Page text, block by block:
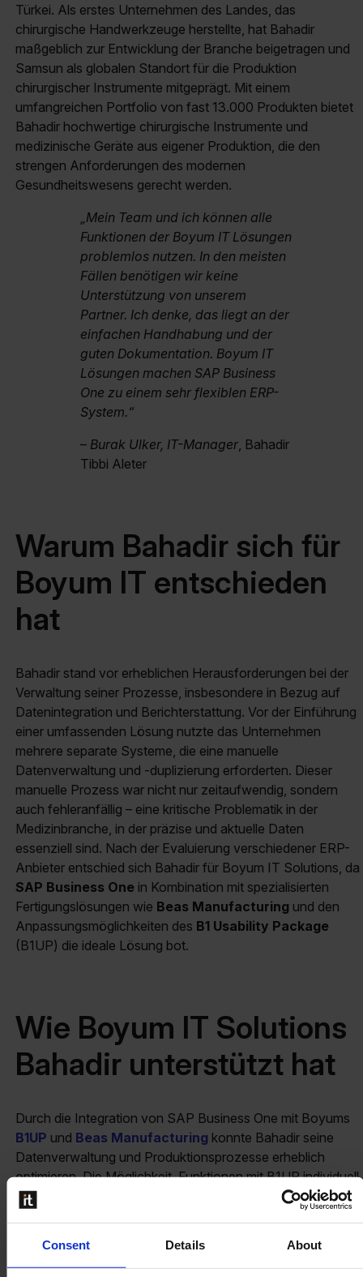
Consent Details About
Türkei. Als erstes Unternehmen des Landes, das
chirurgische Handwerkzeuge herstellte, hat Bahadir
maßgeblich zur Entwicklung der Branche beigetragen und
Samsun als globalen Standort für die Produktion
chirurgischer Instrumente mitgeprägt. Mit einem
umfangreichen Portfolio von fast 13.000 Produkten bietet
Bahadir hochwertige chirurgische Instrumente und
medizinische Geräte aus eigener Produktion, die den
strengen Anforderungen des modernen
Gesundheitswesens gerecht werden.
„Mein Team und ich können alle
Funktionen der Boyum IT Lösungen
problemlos nutzen. In den meisten
Fällen benötigen wir keine
Unterstützung von unserem
Partner. Ich denke, das liegt an der
einfachen Handhabung und der
guten Dokumentation. Boyum IT
Lösungen machen SAP Business
One zu einem sehr flexiblen ERP-
System.“
– Burak Ulker, IT-Manager , Bahadir
Tibbi Aleter
Warum Bahadir sich für
Boyum IT entschieden
hat
Bahadir stand vor erheblichen Herausforderungen bei der
Verwaltung seiner Prozesse, insbesondere in Bezug auf
Datenintegration und Berichterstattung. Vor der Einführung
einer umfassenden Lösung nutzte das Unternehmen
mehrere separate Systeme, die eine manuelle
Datenverwaltung und -duplizierung erforderten. Dieser
manuelle Prozess war nicht nur zeitaufwendig, sondern
auch fehleranfällig – eine kritische Problematik in der
Medizinbranche, in der präzise und aktuelle Daten
essenziell sind. Nach der Evaluierung verschiedener ERP-
Anbieter entschied sich Bahadir für Boyum IT Solutions, da
SAP Business One in Kombination mit spezialisierten
Fertigungslösungen wie Beas Manufacturing und den
Anpassungsmöglichkeiten des B1 Usability Package
(B1UP) die ideale Lösung bot.
Wie Boyum IT Solutions
Bahadir unterstützt hat
Durch die Integration von SAP Business One mit Boyums
B1UP und Beas Manufacturing konnte Bahadir seine
Datenverwaltung und Produktionsprozesse erheblich
optimieren. Die Möglichkeit, Funktionen mit B1UP individuell
anzupassen und Produktionsdaten in Echtzeit mit Beas
einheitlichen System zu steuern. Die Integration verringerte
zudem den manuellen Aufwand erheblich und steigerte die